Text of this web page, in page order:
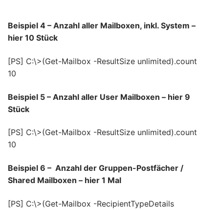
Beispiel 4 – Anzahl aller Mailboxen, inkl. System –
hier 10 Stück
[PS] C:\>(Get-Mailbox -ResultSize unlimited).count
10
Beispiel 5 – Anzahl aller User Mailboxen – hier 9
Stück
[PS] C:\>(Get-Mailbox -ResultSize unlimited).count
10
Beispiel 6 – Anzahl der Gruppen-Postfächer /
Shared Mailboxen – hier 1 Mal
[PS] C:\>(Get-Mailbox -RecipientTypeDetails